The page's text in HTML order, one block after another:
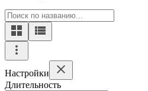
Настройки
Длительность